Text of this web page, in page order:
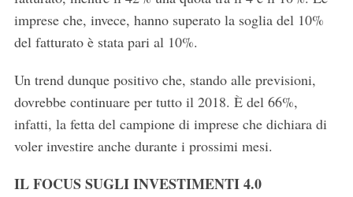
imprese che, invece, hanno superato la soglia del 10%
del fatturato è stata pari al 10%.
Un trend dunque positivo che, stando alle previsioni,
dovrebbe continuare per tutto il 2018. È del 66%,
infatti, la fetta del campione di imprese che dichiara di
voler investire anche durante i prossimi mesi.
IL FOCUS SUGLI INVESTIMENTI 4.0